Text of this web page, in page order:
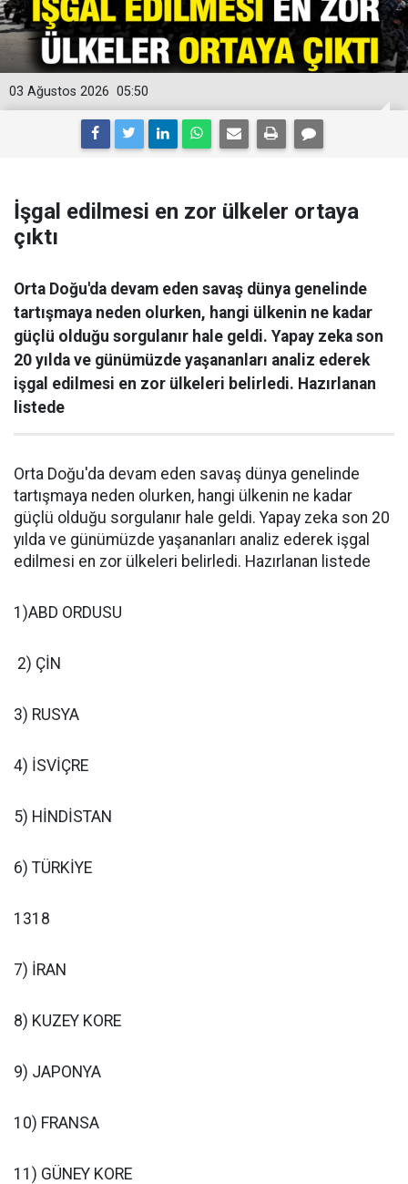
05:50
03 Ağustos 2026
İşgal edilmesi en zor ülkeler ortaya
çıktı
Orta Doğu'da devam eden savaş dünya genelinde
tartışmaya neden olurken, hangi ülkenin ne kadar
güçlü olduğu sorgulanır hale geldi. Yapay zeka son
20 yılda ve günümüzde yaşananları analiz ederek
işgal edilmesi en zor ülkeleri belirledi. Hazırlanan
listede
Orta Doğu'da devam eden savaş dünya genelinde
tartışmaya neden olurken, hangi ülkenin ne kadar
güçlü olduğu sorgulanır hale geldi. Yapay zeka son 20
yılda ve günümüzde yaşananları analiz ederek işgal
edilmesi en zor ülkeleri belirledi. Hazırlanan listede
1)ABD ORDUSU
2) ÇİN
3) RUSYA
4) İSVİÇRE
5) HİNDİSTAN
6) TÜRKİYE
1318
7) İRAN
8) KUZEY KORE
9) JAPONYA
10) FRANSA
11) GÜNEY KORE